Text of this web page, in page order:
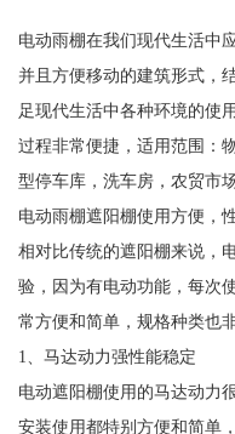
电动雨棚在我们现代生活中
并且方便移动的建筑形式，
足现代生活中各种环境的使
过程非常便捷，适用范围：
型停车库，洗车房，农贸市场
电动雨棚遮阳棚使用方便，
相对比传统的遮阳棚来说，
验，因为有电动功能，每次
常方便和简单，规格种类也非
1、马达动力强性能稳定
电动遮阳棚使用的马达动力
安装使用都特别方便和简单